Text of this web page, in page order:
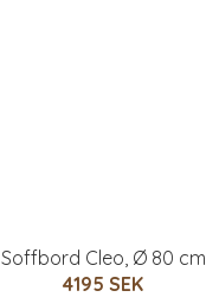
Soffbord Cleo, Ø 80 cm
4195 SEK